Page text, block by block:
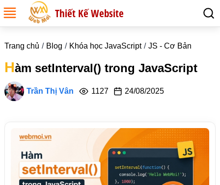
Thiết Kế Website
Trang chủ Blog Khóa học JavaScript JS - Cơ Bản
Hàm setInterval() trong JavaScript
Trần Thị Vân 1127 24/08/2025